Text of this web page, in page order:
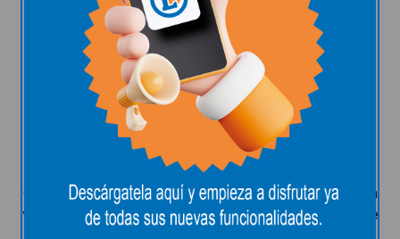
Ticket E.Leclerc
Solicitar tarjeta
Con la tarjeta E.Leclerc tus compras te saldrán cada
vez más económicas gracias a las ofertas de las que